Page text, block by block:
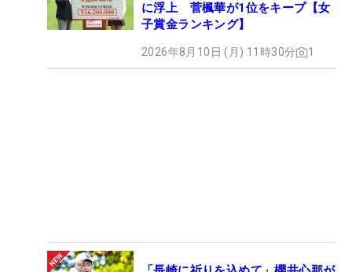
に浮上 菅楓華が1位をキープ【女
子賞金ランキング】
2026年8月10日 (月) 11時30分 1